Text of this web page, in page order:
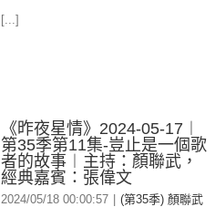
[...]
《昨夜星情》2024-05-17︱
第35季第11集-豈止是一個歌
者的故事︱主持：顏聯武，
經典嘉賓：張偉文
2024/05/18 00:00:57
(第35季) 顏聯武